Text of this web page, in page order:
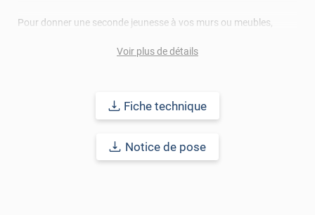
Pour donner une seconde jeunesse à vos murs ou meubles,
résistance à l’eau, à la saleté, à l’abrasion, aux UV et à l’usure.
: 10 ans en pose intérieur (anti craquèlement,
Afin de vous rendre compte de la qualité et de son rendu
Voir plus de détails
Fiche technique
Notice de pose